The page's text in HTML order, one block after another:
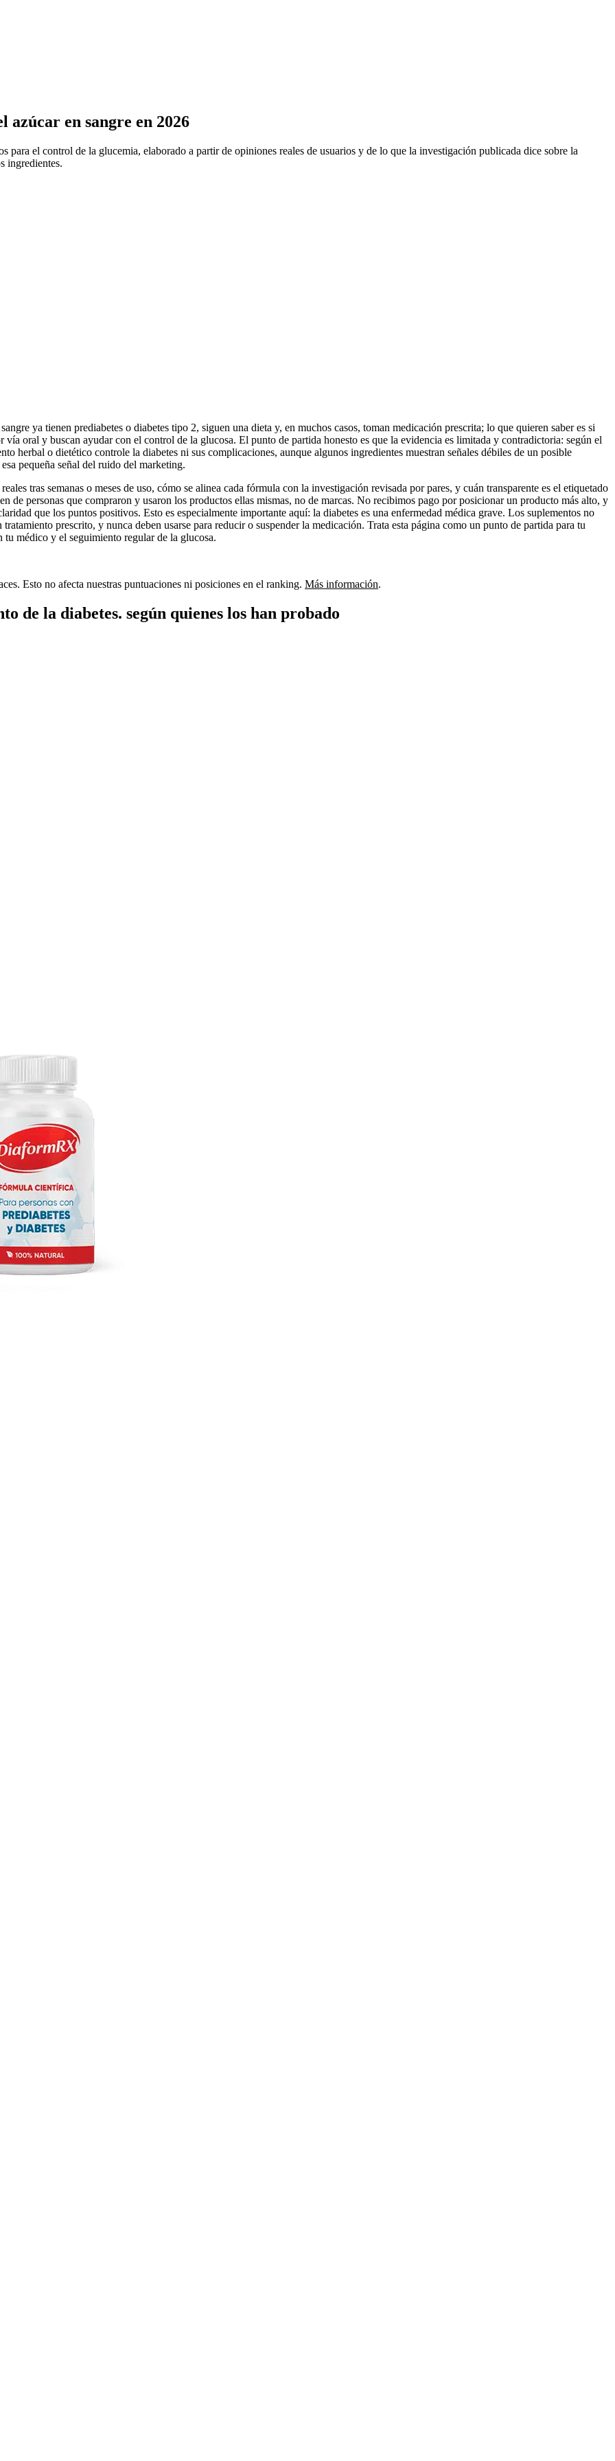
azúcar en sangre en 2026
para el control de la glucemia, elaborado a partir de opiniones reales de usuarios y de lo que la investigación publicada dice sobre la
ingredientes.
ya tienen prediabetes o diabetes tipo 2, siguen una dieta y, en muchos casos, toman medicación prescrita; lo que quieren saber es si
oral y buscan ayudar con el control de la glucosa. El punto de partida honesto es que la evidencia es limitada y contradictoria: según el
herbal o dietético controle la diabetes ni sus complicaciones, aunque algunos ingredientes muestran señales débiles de un posible
pequeña señal del ruido del marketing.
tras semanas o meses de uso, cómo se alinea cada fórmula con la investigación revisada por pares, y cuán transparente es el etiquetado
de personas que compraron y usaron los productos ellas mismas, no de marcas. No recibimos pago por posicionar un producto más alto, y
que los puntos positivos. Esto es especialmente importante aquí: la diabetes es una enfermedad médica grave. Los suplementos no
prescrito, y nunca deben usarse para reducir o suspender la medicación. Trata esta página como un punto de partida para tu
médico y el seguimiento regular de la glucosa.
Esto no afecta nuestras puntuaciones ni posiciones en el ranking. Más información.
de la diabetes. según quienes los han probado